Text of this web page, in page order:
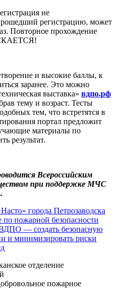
не
регистрацию, может
Повторное прохождение
и высокие баллы, к
заранее. Это можно
выставка» вдпо.рф
тему и возраст. Тесты
тем, что встретятся в
портал предложит
материалы по
результат.
Всероссийским
при поддержке МЧС
города Петрозаводска
по пожарной безопасности
— создать безопасную
и минимизировать риски
отделение
пожарное